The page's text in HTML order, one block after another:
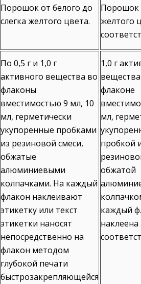
Порошок от белого до
слегка желтого цвета.
Порошок
желтого
По 0,5 г и 1,0 г
активного вещества во
флаконы
вместимостью 9 мл, 10
мл, герметически
укупоренные пробками
из резиновой смеси,
обжатые
алюминиевыми
колпачками. На каждый
флакон наклеивают
этикетку или текст
этикетки наносят
непосредственно на
флакон методом
глубокой печати
быстрозакрепляющейся
1,0 г
флаконе
мл,
пробкой
обжатой
каждый
наклеена